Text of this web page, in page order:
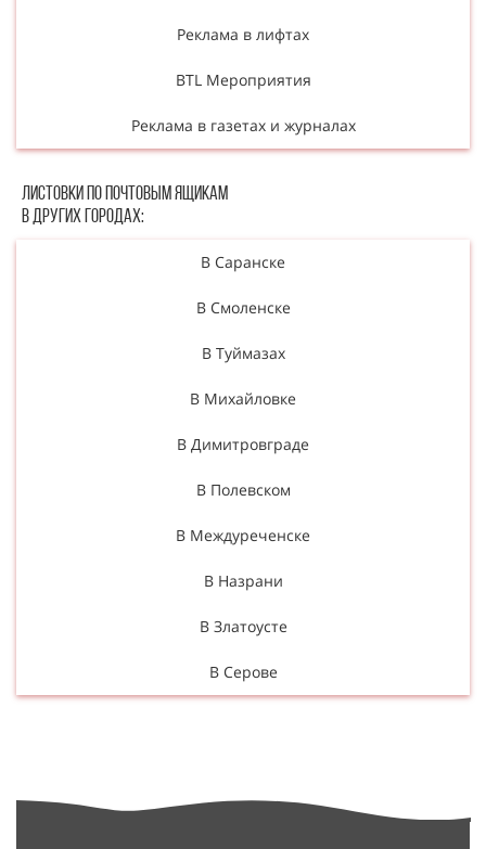
Реклама в лифтах
BTL Мероприятия
Реклама в газетах и журналах
Листовки по почтовым ящикам
в других городах:
В Саранске
В Смоленске
В Туймазах
В Михайловке
В Димитровграде
В Полевском
В Междуреченске
В Назрани
В Златоусте
В Серове